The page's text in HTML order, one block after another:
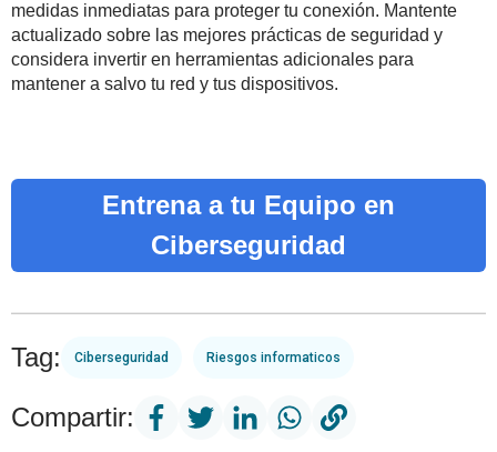
medidas inmediatas para proteger tu conexión. Mantente
actualizado sobre las mejores prácticas de seguridad y
considera invertir en herramientas adicionales para
mantener a salvo tu red y tus dispositivos.
Entrena a tu Equipo en
Ciberseguridad
Tag: Ciberseguridad Riesgos informaticos
Compartir: